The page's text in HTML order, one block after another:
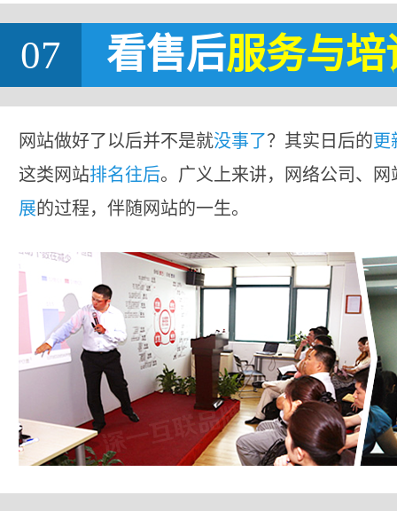
07 看售后服务与培
网站做好了以后并不是就没事了？其实日后的更
这类网站排名往后。广义上来讲，网络公司、
展的过程，伴随网站的一生。